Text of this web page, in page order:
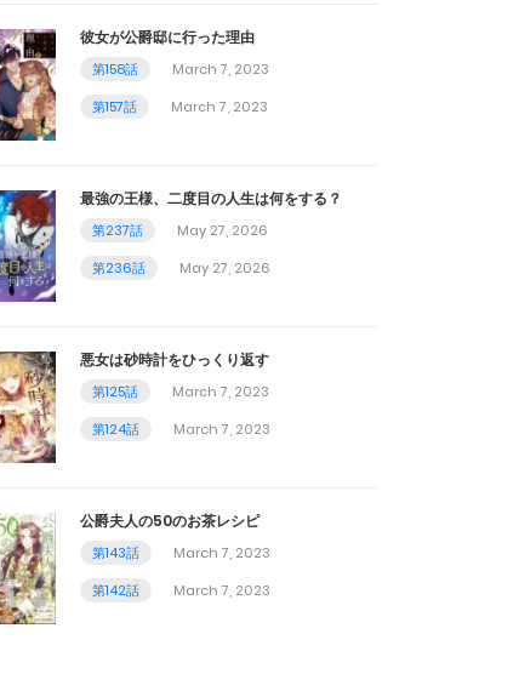
彼女が公爵邸に行った理由
第158話
March 7, 2023
第157話
March 7, 2023
最強の王様、二度目の人生は何をする？
第237話
May 27, 2026
第236話
May 27, 2026
悪女は砂時計をひっくり返す
第125話
March 7, 2023
第124話
March 7, 2023
公爵夫人の50のお茶レシピ
第143話
March 7, 2023
第142話
March 7, 2023